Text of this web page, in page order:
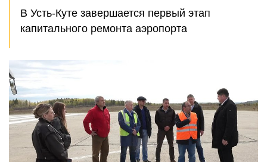
В Усть-Куте завершается первый этап
капитального ремонта аэропорта